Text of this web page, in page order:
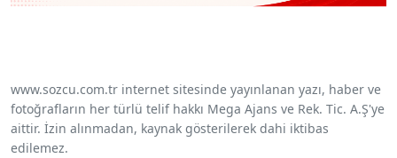
www.sozcu.com.tr internet sitesinde yayınlanan yazı, haber ve
fotoğrafların her türlü telif hakkı Mega Ajans ve Rek. Tic. A.Ş'ye
aittir. İzin alınmadan, kaynak gösterilerek dahi iktibas
edilemez.